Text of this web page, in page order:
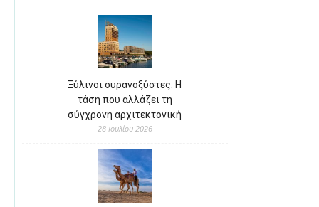
Ξύλινοι ουρανοξύστες: Η
τάση που αλλάζει τη
σύγχρονη αρχιτεκτονική
28 Ιουλίου 2026